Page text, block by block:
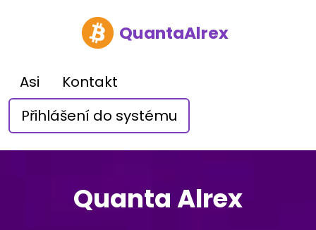
QuantaAlrex
Asi
Kontakt
Přihlášení do systému
Quanta Alrex